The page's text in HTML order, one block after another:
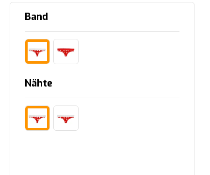
Band
Nähte